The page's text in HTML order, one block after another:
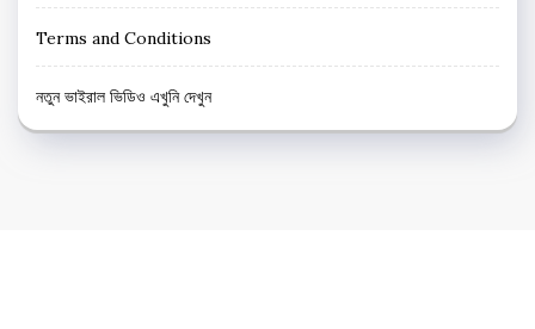
Terms and Conditions
নতুন ভাইরাল ভিডিও এখুনি দেখুন